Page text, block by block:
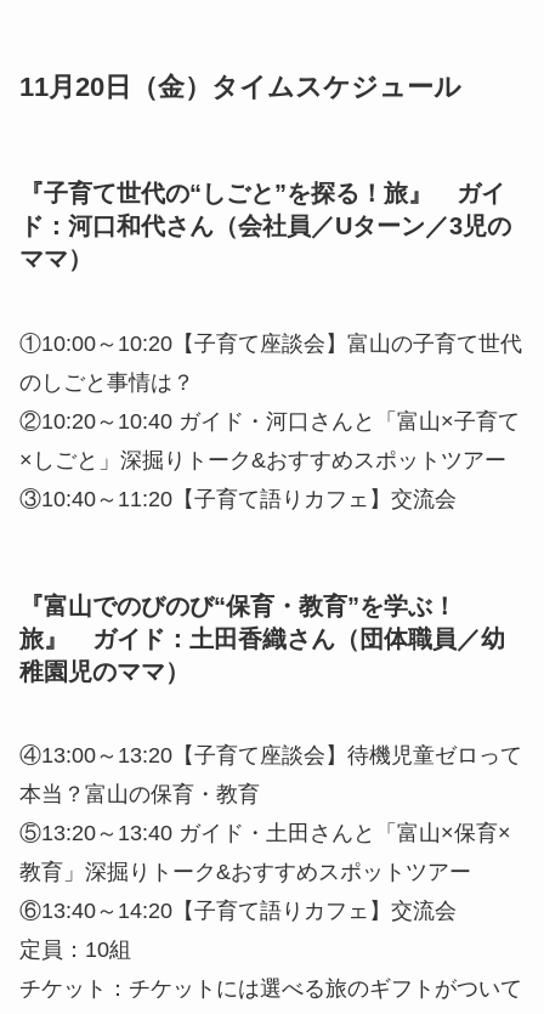
11月20日（金）タイムスケジュール
『子育て世代の“しごと”を探る！旅』 ガイ
ド：河口和代さん（会社員／Uターン／3児の
ママ）
①10:00～10:20【子育て座談会】富山の子育て世代
のしごと事情は？
②10:20～10:40 ガイド・河口さんと「富山×子育て
×しごと」深掘りトーク&おすすめスポットツアー
③10:40～11:20【子育て語りカフェ】交流会
『富山でのびのび“保育・教育”を学ぶ！
旅』 ガイド：土田香織さん（団体職員／幼
稚園児のママ）
④13:00～13:20【子育て座談会】待機児童ゼロって
本当？富山の保育・教育
⑤13:20～13:40 ガイド・土田さんと「富山×保育×
教育」深掘りトーク&おすすめスポットツアー
⑥13:40～14:20【子育て語りカフェ】交流会
定員：10組
チケット：チケットには選べる旅のギフトがついて